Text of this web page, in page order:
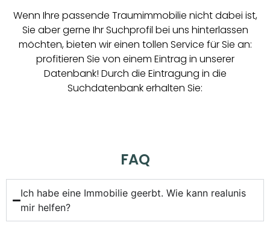
Wenn Ihre passende Traumimmobilie nicht dabei ist,
Sie aber gerne Ihr Suchprofil bei uns hinterlassen
möchten, bieten wir einen tollen Service für Sie an:
profitieren Sie von einem Eintrag in unserer
Datenbank! Durch die Eintragung in die
Suchdatenbank erhalten Sie:
FAQ
Ich habe eine Immobilie geerbt. Wie kann realunis
mir helfen?